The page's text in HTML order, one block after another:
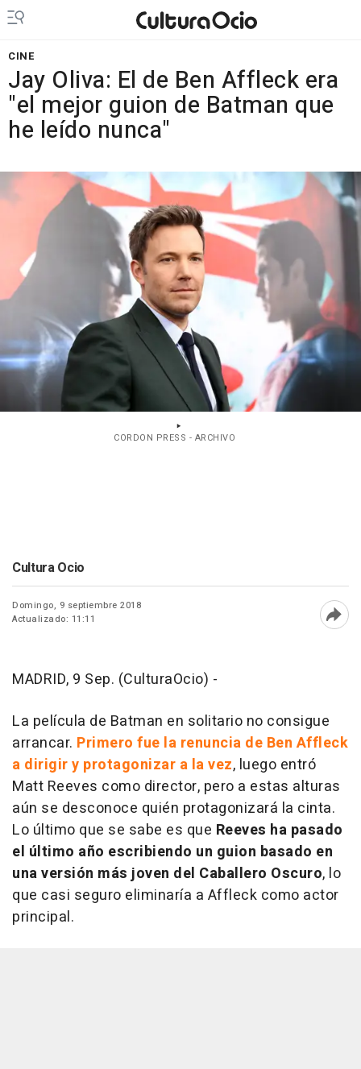
CINE
Jay Oliva: El de Ben Affleck era
"el mejor guion de Batman que
he leído nunca"
CORDON PRESS - ARCHIVO
Cultura Ocio
Domingo, 9 septiembre 2018
Actualizado: 11:11
MADRID, 9 Sep. (CulturaOcio) -
La película de Batman en solitario no consigue
arrancar. Primero fue la renuncia de Ben Affleck
a dirigir y protagonizar a la vez, luego entró
Matt Reeves como director, pero a estas alturas
aún se desconoce quién protagonizará la cinta.
Lo último que se sabe es que Reeves ha pasado
el último año escribiendo un guion basado en
una versión más joven del Caballero Oscuro, lo
que casi seguro eliminaría a Affleck como actor
principal.